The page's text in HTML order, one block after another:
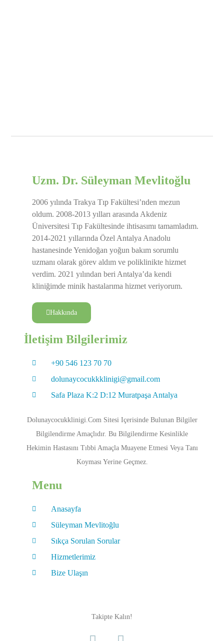
Uzm. Dr. Süleyman Mevlitoğlu
2006 yılında Trakya Tıp Fakültesi’nden mezun
oldum. 2008-2013 yılları arasında Akdeniz
Üniversitesi Tıp Fakültesinde ihtisasımı tamamladım.
2014-2021 yıllarında Özel Antalya Anadolu
hastanesinde Yenidoğan yoğun bakım sorumlu
uzmanı olarak görev aldım ve poliklinikte hizmet
verdim. 2021 yılından beri Antalya’da kendi
kliniğimde minik hastalarıma hizmet veriyorum.
Hakkında
İletişim Bilgilerimiz
+90 546 123 70 70
dolunaycocukkklinigi@gmail.com
Safa Plaza K:2 D:12 Muratpaşa Antalya
Dolunaycocukklinigi.com Sitesi Içerisinde Bulunan Bilgiler
Bilgilendirme Amaçlıdır. Bu Bilgilendirme Kesinlikle
Hekimin Hastasını Tıbbi Amaçla Muayene Etmesi Veya Tanı
Koyması Yerine Geçmez.
Menu
Anasayfa
Süleyman Mevlitoğlu
Sıkça Sorulan Sorular
Hizmetlerimiz
Bize Ulaşın
Takipte Kalın!